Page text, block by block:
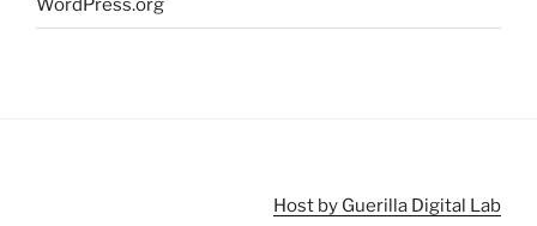
WordPress.org
Host by Guerilla Digital Lab